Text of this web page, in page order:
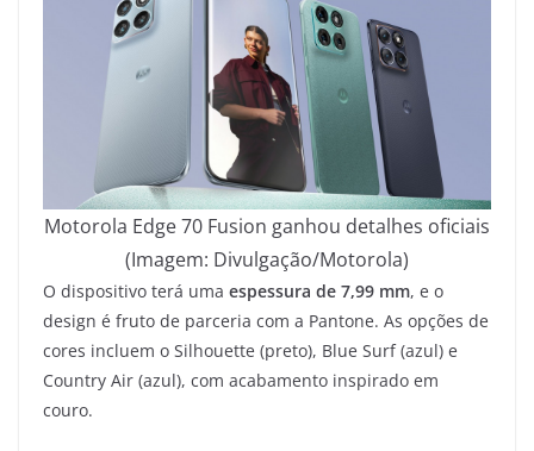
Motorola Edge 70 Fusion ganhou detalhes oficiais
(Imagem: Divulgação/Motorola)
O dispositivo terá uma espessura de 7,99 mm, e o
design é fruto de parceria com a Pantone. As opções de
cores incluem o Silhouette (preto), Blue Surf (azul) e
Country Air (azul), com acabamento inspirado em
couro.